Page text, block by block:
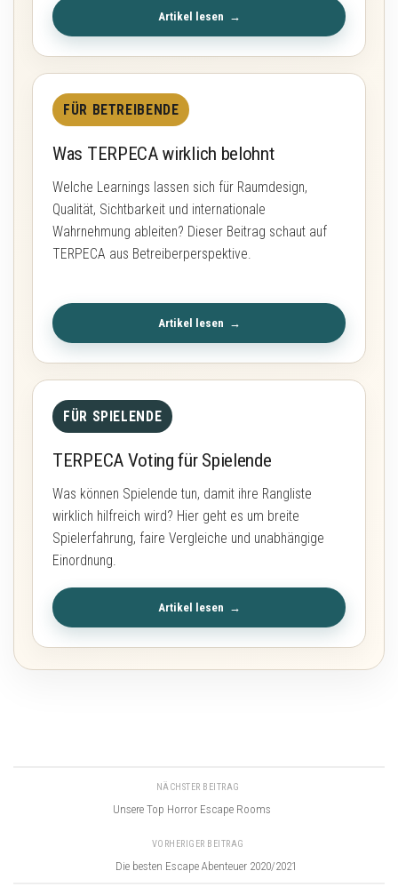
Artikel lesen
FÜR BETREIBENDE
Was TERPECA wirklich belohnt
Welche Learnings lassen sich für Raumdesign,
Qualität, Sichtbarkeit und internationale
Wahrnehmung ableiten? Dieser Beitrag schaut auf
TERPECA aus Betreiberperspektive.
Artikel lesen
FÜR SPIELENDE
TERPECA Voting für Spielende
Was können Spielende tun, damit ihre Rangliste
wirklich hilfreich wird? Hier geht es um breite
Spielerfahrung, faire Vergleiche und unabhängige
Einordnung.
Artikel lesen
NÄCHSTER BEITRAG
Unsere Top Horror Escape Rooms
VORHERIGER BEITRAG
Die besten Escape Abenteuer 2020/2021